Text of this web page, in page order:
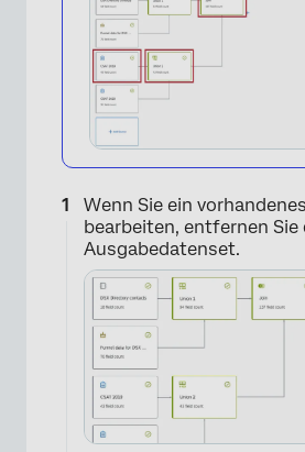
Wenn Sie ein
bearbeiten, entfernen Sie
Ausgabedatenset.